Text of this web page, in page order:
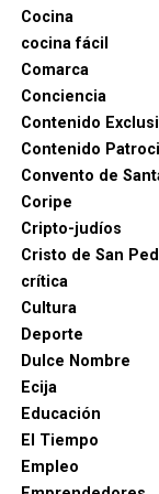
Luis Cristóbal
un noble
artes en
Cocina
cocina fácil
Comarca
Conciencia
Contenido
Contenido
Convento de
Coripe
Cripto-judíos
Cristo de San
crítica
Cultura
Deporte
Dulce Nombre
Ecija
Educación
El Tiempo
Empleo